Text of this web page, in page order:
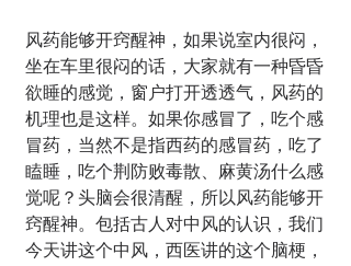
风药能够开窍醒神，如果说室内很闷，
坐在车里很闷的话，大家就有一种昏昏
欲睡的感觉，窗户打开透透气，风药的
机理也是这样。如果你感冒了，吃个感
冒药，当然不是指西药的感冒药，吃了
瞌睡，吃个荆防败毒散、麻黄汤什么感
觉呢？头脑会很清醒，所以风药能够开
窍醒神。包括古人对中风的认识，我们
今天讲这个中风，西医讲的这个脑梗，